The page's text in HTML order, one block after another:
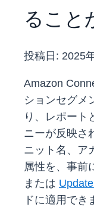
ること
投稿日: 2025
Amazon
ションセグメ
り、レポート
ニーが反映さ
ニット名、ア
属性を、事前
または
ドに適用で